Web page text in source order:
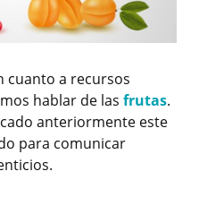
cuanto a recursos
hablar de las frutas.
anteriormente este
para comunicar